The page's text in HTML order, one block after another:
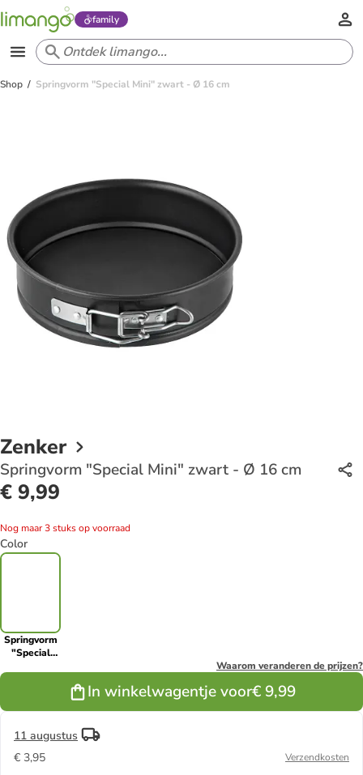
family
Shop Springvorm "Special Mini" zwart - Ø 16 cm
Zenker
Springvorm "Special Mini" zwart - Ø 16 cm
€ 9,99
Nog maar 3 stuks op voorraad
Color
Springvorm
"Special
Waarom veranderen de prijzen?
In winkelwagentje voor€ 9,99
11 augustus
€ 3,95
Verzendkosten